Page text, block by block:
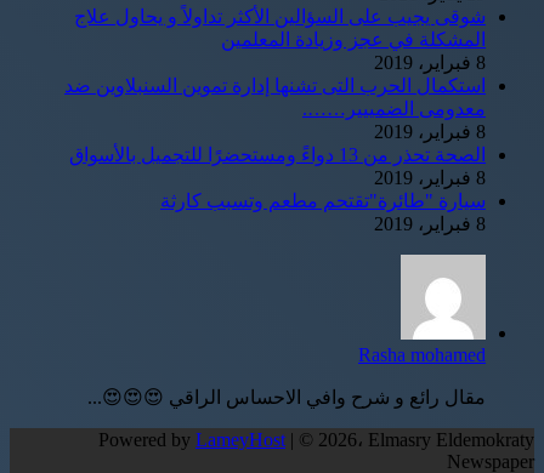
شوقى يجيب على السؤالين الأكثر تداولاً و يحاول علاج
المشكلة في عجز وزيادة المعلمين
8 فبراير، 2019
استكمال الحرب التى تشنها إدارة تموين السنبلاوين ضد
معدومى الضمييير…….
8 فبراير، 2019
الصحة تحذر من 13 دواءً ومستحضرًا للتجميل بالأسواق
8 فبراير، 2019
سيارة "طائرة"تقتحم مطعم وتسبب كارثة
8 فبراير، 2019
Rasha mohamed
مقال رائع و شرح وافي الاحساس الراقي 😍😍😍...
Powered by LameyHost | © 2026، Elmasry Eldemokraty
Newspaper